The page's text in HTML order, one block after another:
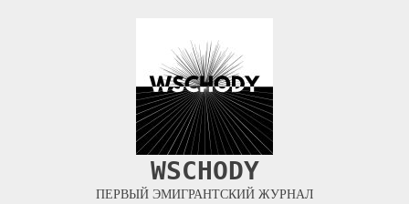
WSCHODY
ПЕРВЫЙ ЭМИГРАНТСКИЙ ЖУРНАЛ